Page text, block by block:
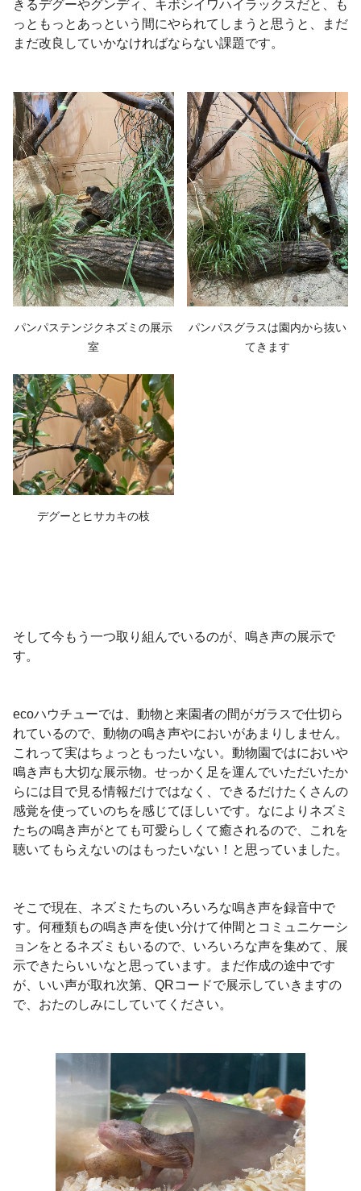
きるデグーやグンディ、キボシイワハイラックスだと、も
っともっとあっという間にやられてしまうと思うと、まだ
まだ改良していかなければならない課題です。
パンパステンジクネズミの展示
室
パンパスグラスは園内から抜い
てきます
デグーとヒサカキの枝
そして今もう一つ取り組んでいるのが、鳴き声の展示で
す。
ecoハウチューでは、動物と来園者の間がガラスで仕切ら
れているので、動物の鳴き声やにおいがあまりしません。
これって実はちょっともったいない。動物園ではにおいや
鳴き声も大切な展示物。せっかく足を運んでいただいたか
らには目で見る情報だけではなく、できるだけたくさんの
感覚を使っていのちを感じてほしいです。なによりネズミ
たちの鳴き声がとても可愛らしくて癒されるので、これを
聴いてもらえないのはもったいない！と思っていました。
そこで現在、ネズミたちのいろいろな鳴き声を録音中で
す。何種類もの鳴き声を使い分けて仲間とコミュニケーシ
ョンをとるネズミもいるので、いろいろな声を集めて、展
示できたらいいなと思っています。まだ作成の途中です
が、いい声が取れ次第、 QRコードで展示していきますの
で、おたのしみにしていてください。